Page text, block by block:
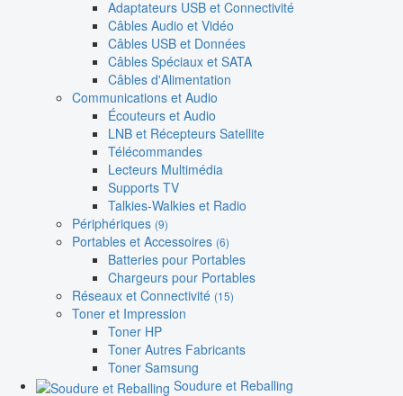
Adaptateurs USB et Connectivité
Câbles Audio et Vidéo
Câbles USB et Données
Câbles Spéciaux et SATA
Câbles d'Alimentation
Communications et Audio
Écouteurs et Audio
LNB et Récepteurs Satellite
Télécommandes
Lecteurs Multimédia
Supports TV
Talkies-Walkies et Radio
Périphériques (9)
Portables et Accessoires (6)
Batteries pour Portables
Chargeurs pour Portables
Réseaux et Connectivité (15)
Toner et Impression
Toner HP
Toner Autres Fabricants
Toner Samsung
Soudure et Reballing